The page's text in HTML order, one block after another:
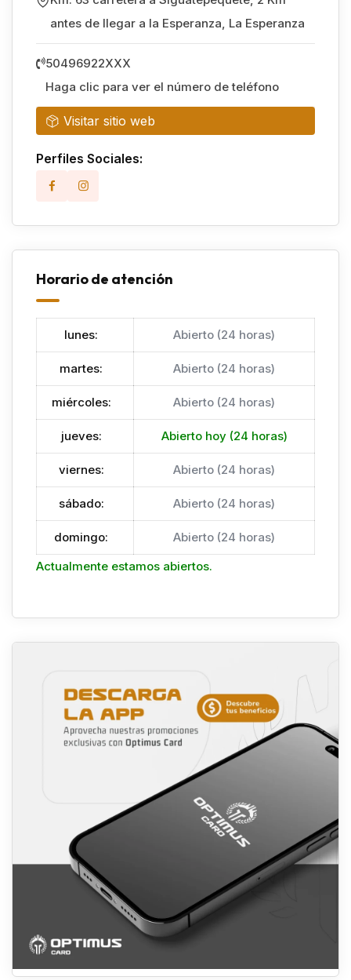
antes de llegar a la Esperanza, La Esperanza
50496922XXX
Haga clic para ver el número de teléfono
Visitar sitio web
Perfiles Sociales:
Horario de atención
lunes: Abierto (24 horas)
martes: Abierto (24 horas)
miércoles: Abierto (24 horas)
jueves: Abierto hoy (24 horas)
viernes: Abierto (24 horas)
sábado: Abierto (24 horas)
domingo:
Abierto (24 horas)
Actualmente estamos abiertos.